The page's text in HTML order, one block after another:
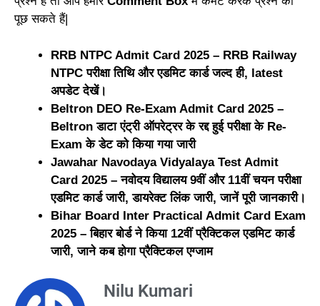
पूछ सकते हैं|
RRB NTPC Admit Card 2025 – RRB Railway
NTPC परीक्षा तिथि और एडमिट कार्ड जल्द ही, latest
अपडेट देखें।
Beltron DEO Re-Exam Admit Card 2025 –
Beltron डाटा एंट्री ऑपरेट्रर के रद्द हुई परीक्षा के Re-
Exam के डेट को किया गया जारी
Jawahar Navodaya Vidyalaya Test Admit
Card 2025 – नवोदय विद्यालय 9वीं और 11वीं चयन परीक्षा
एडमिट कार्ड जारी, डायरेक्ट लिंक जारी, जानें पूरी जानकारी।
Bihar Board Inter Practical Admit Card Exam
2025 – बिहार बोर्ड ने किया 12वीं प्रैक्टिकल एडमिट कार्ड
जारी, जाने कब होगा प्रैक्टिकल एग्जाम
Nilu Kumari